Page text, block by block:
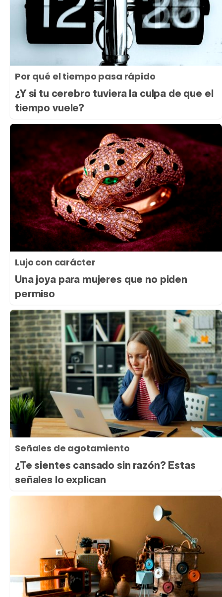
Por qué el tiempo pasa rápido
¿Y si tu cerebro tuviera la culpa de que el
tiempo vuele?
Lujo con carácter
Una joya para mujeres que no piden
permiso
Señales de agotamiento
¿Te sientes cansado sin razón? Estas
señales lo explican